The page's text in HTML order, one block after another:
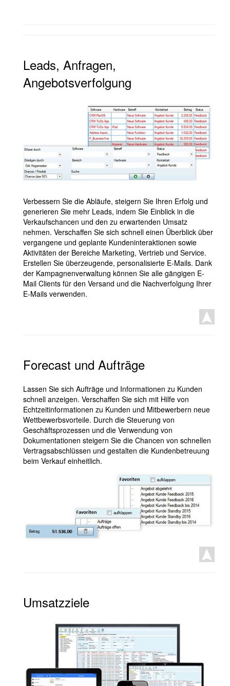
Leads, Anfragen,
Angebotsverfolgung
Verbessern Sie die Abläufe, steigern Sie Ihren Erfolg und
generieren Sie mehr Leads, indem Sie Einblick in die
Verkaufschancen und den zu erwartenden Umsatz
nehmen. Verschaffen Sie sich schnell einen Überblick über
vergangene und geplante Kundeninteraktionen sowie
Aktivitäten der Bereiche Marketing, Vertrieb und Service.
Erstellen Sie überzeugende, personalisierte E-Mails. Dank
der Kampagnenverwaltung können Sie alle gängigen E-
Mail Clients für den Versand und die Nachverfolgung Ihrer
E-Mails verwenden.
Forecast und Aufträge
Lassen Sie sich Aufträge und Informationen zu Kunden
schnell anzeigen. Verschaffen Sie sich mit Hilfe von
Echtzeitinformationen zu Kunden und Mitbewerbern neue
Wettbewerbsvorteile. Durch die Steuerung von
Geschäftsprozessen und die Verwendung von
Dokumentationen steigern Sie die Chancen von schnellen
Vertragsabschlüssen und gestalten die Kundenbetreuung
beim Verkauf einheitlich.
Umsatzziele